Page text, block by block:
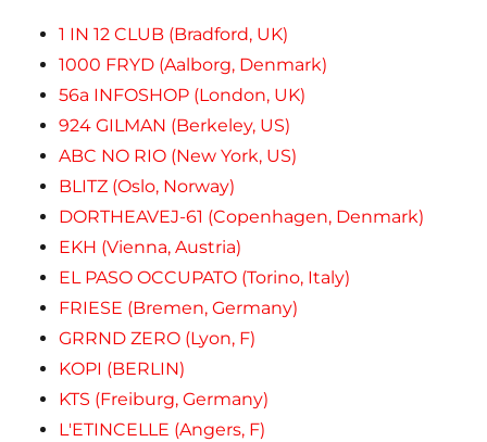
1 IN 12 CLUB (Bradford, UK)
1000 FRYD (Aalborg, Denmark)
56a INFOSHOP (London, UK)
924 GILMAN (Berkeley, US)
ABC NO RIO (New York, US)
BLITZ (Oslo, Norway)
DORTHEAVEJ-61 (Copenhagen, Denmark)
EKH (Vienna, Austria)
EL PASO OCCUPATO (Torino, Italy)
FRIESE (Bremen, Germany)
GRRND ZERO (Lyon, F)
KOPI (BERLIN)
KTS (Freiburg, Germany)
L'ETINCELLE (Angers, F)